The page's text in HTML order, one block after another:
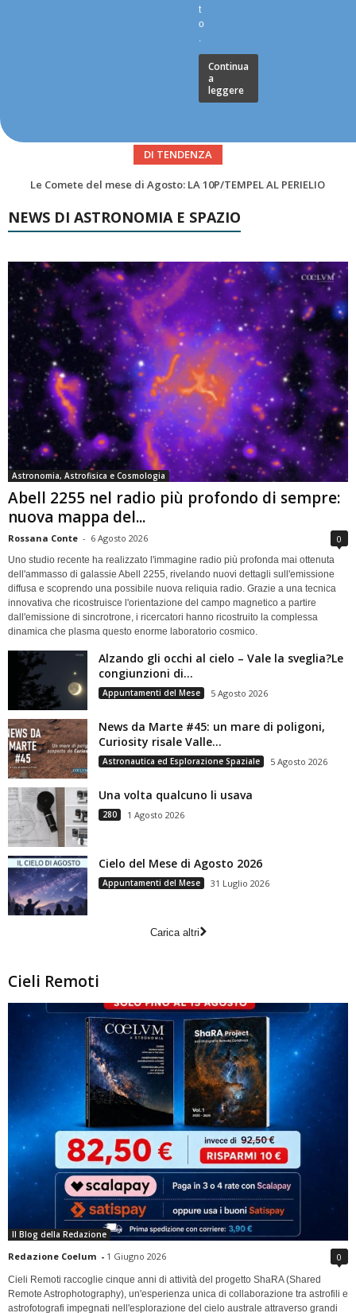
t
o
.
Continua
a
leggere
DI TENDENZA
Asteroidi del mese Agosto 2026
NEWS DI ASTRONOMIA E SPAZIO
Astronomia, Astrofisica e Cosmologia
Abell 2255 nel radio più profondo di sempre:
nuova mappa del...
Rossana Conte - 6 Agosto 2026 0
Uno studio recente ha realizzato l'immagine radio più profonda mai ottenuta
dell'ammasso di galassie Abell 2255, rivelando nuovi dettagli sull'emissione
diffusa e scoprendo una possibile nuova reliquia radio. Grazie a una tecnica
innovativa che ricostruisce l'orientazione del campo magnetico a partire
dall'emissione di sincrotrone, i ricercatori hanno ricostruito la complessa
dinamica che plasma questo enorme laboratorio cosmico.
Alzando gli occhi al cielo – Vale la sveglia?Le
congiunzioni di...
Appuntamenti del Mese 5 Agosto 2026
News da Marte #45: un mare di poligoni,
Curiosity risale Valle...
Astronautica ed Esplorazione Spaziale 5 Agosto 2026
Una volta qualcuno li usava
280 1 Agosto 2026
Cielo del Mese di Agosto 2026
Appuntamenti del Mese 31 Luglio 2026
Carica altri
Cieli Remoti
Il Blog della Redazione
Redazione Coelum - 1 Giugno 2026 0
Cieli Remoti raccoglie cinque anni di attività del progetto ShaRA (Shared
Remote Astrophotography), un'esperienza unica di collaborazione tra astrofili e
astrofotografi impegnati nell'esplorazione del cielo australe attraverso grandi